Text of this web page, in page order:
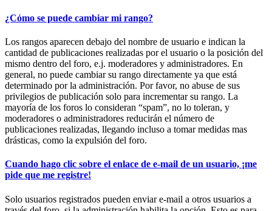
¿Cómo se puede cambiar mi rango?
Los rangos aparecen debajo del nombre de usuario e indican la
cantidad de publicaciones realizadas por el usuario o la posición del
mismo dentro del foro, e.j. moderadores y administradores. En
general, no puede cambiar su rango directamente ya que está
determinado por la administración. Por favor, no abuse de sus
privilegios de publicación solo para incrementar su rango. La
mayoría de los foros lo consideran “spam”, no lo toleran, y
moderadores o administradores reducirán el número de
publicaciones realizadas, llegando incluso a tomar medidas mas
drásticas, como la expulsión del foro.
Cuando hago clic sobre el enlace de e-mail de un usuario, ¡me
pide que me registre!
Solo usuarios registrados pueden enviar e-mail a otros usuarios a